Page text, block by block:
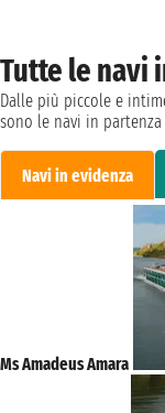
Tutte le navi
Dalle più piccole e
sono le navi in
Navi in evidenza
Ms Amadeus Amara